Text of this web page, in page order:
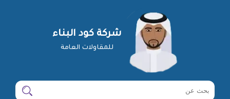
شركة كود البناء
للمقاولات العامة
ابحث